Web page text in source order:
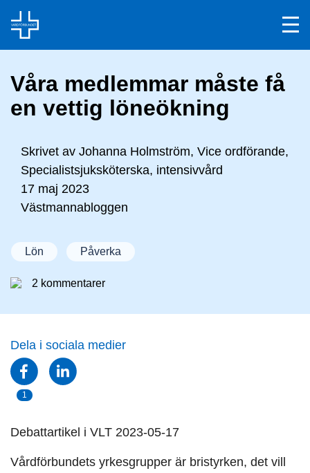
Våra medlemmar måste få
en vettig löneökning
Skrivet av Johanna Holmström, Vice ordförande,
Specialistsjuksköterska, intensivvård
17 maj 2023
Västmannabloggen
Lön Påverka
2 kommentarer
Dela i sociala medier
1
Debattartikel i VLT 2023-05-17
Vårdförbundets yrkesgrupper är bristyrken, det vill